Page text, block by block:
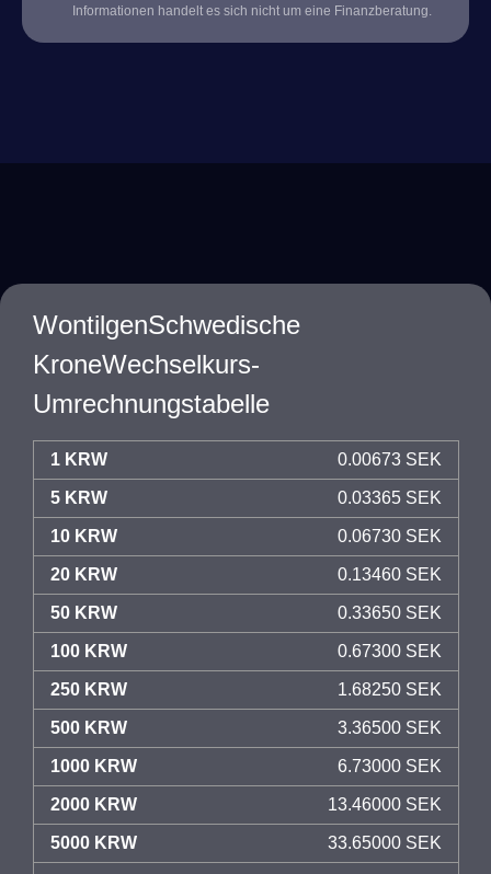
Informationen handelt es sich nicht um eine Finanzberatung.
WontilgenSchwedische
KroneWechselkurs-
Umrechnungstabelle
1 KRW 0.00673 SEK
5 KRW 0.03365 SEK
10 KRW 0.06730 SEK
20 KRW 0.13460 SEK
50 KRW 0.33650 SEK
100 KRW 0.67300 SEK
250 KRW 1.68250 SEK
500 KRW 3.36500 SEK
1000 KRW 6.73000 SEK
2000 KRW 13.46000 SEK
5000 KRW 33.65000 SEK